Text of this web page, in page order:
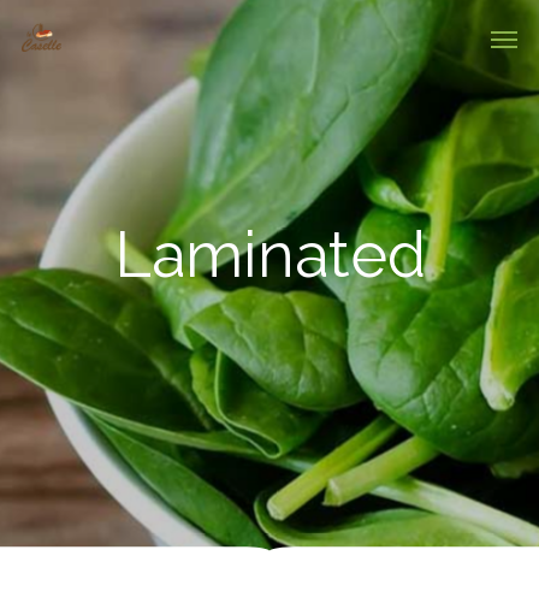
Laminated